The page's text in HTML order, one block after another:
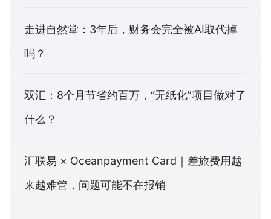
走进自然堂：3年后，财务会完全被AI取代掉
吗？
双汇：8个月节省约百万，“无纸化”项目做对了
什么？
汇联易 × Oceanpayment Card｜差旅费用越
来越难管，问题可能不在报销